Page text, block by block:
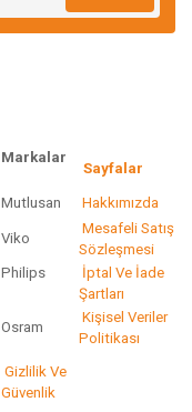
Markalar
Sayfalar
Mutlusan Hakkımızda
Viko
Mesafeli Satış
Sözleşmesi
Philips
İptal Ve İade
Şartları
Osram
Kişisel Veriler
Politikası
Gizlilik Ve
Güvenlik